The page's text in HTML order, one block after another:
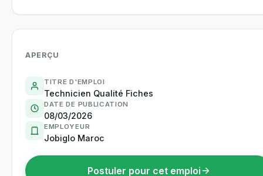
APERÇU
TITRE D'EMPLOI
Technicien Qualité Fiches
DATE DE PUBLICATION
08/03/2026
EMPLOYEUR
Jobiglo Maroc
Postuler pour cet emploi